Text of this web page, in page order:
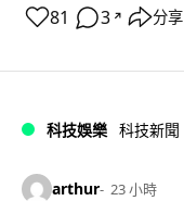
81 3 ↗ 分享
科技娛樂 科技新聞
arthur 23 小時